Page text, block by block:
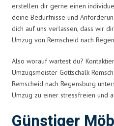
erstellen dir gerne einen
deine Bedürfnisse und
dich auf uns verlassen, dass wir
Umzug von Remscheid nach
Also worauf wartest du?
Umzugsmeister Gottschalk
Remscheid nach Regensburg
Umzug zu einer stressfreien und
Günstiger